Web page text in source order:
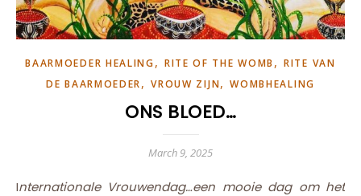
BAARMOEDER HEALING, RITE OF THE WOMB ,RITE VAN
DE BAARMOEDER,VROUW ZIJN,WOMBHEALING
ONS BLOED…
March 9, 2025
Internationale Vrouwendag…een mooie dag om het